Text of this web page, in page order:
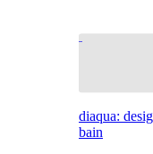
diaqua:
bain